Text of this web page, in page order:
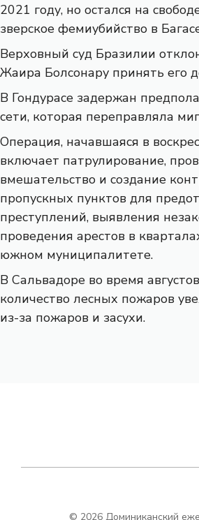
2021 году, но остался на
зверское фемиубийство в
Верховный суд Бразилии
Жаира Болсонару принять его
В Гондурасе задержан
сети, которая переправляла
Операция, начавшаяся в
включает патрулирование,
вмешательство и создание
пропускных пунктов для
преступлений, выявления
проведения арестов в
южном муниципалитете.
В Сальвадоре во время
количество лесных пожаров
из-за пожаров и засухи.
© 2026 Доминиканский